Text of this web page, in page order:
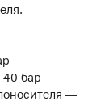
40 бар
—